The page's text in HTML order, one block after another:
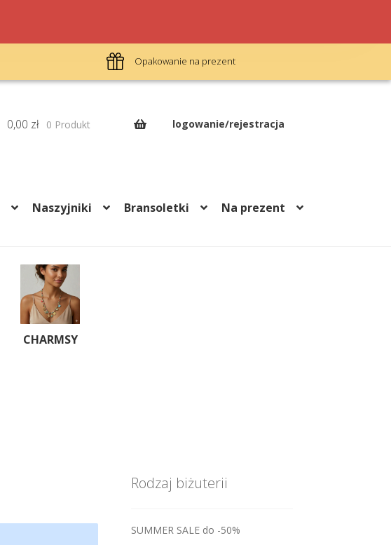
Opakowanie na prezent
logowanie/rejestracja
Naszyjniki Bransoletki Na prezent
0,00 zł 0 Produkt
CHARMSY
Rodzaj biżuterii
SUMMER SALE do -50%